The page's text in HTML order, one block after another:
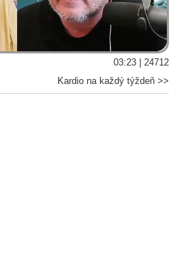
Video
03:23 | 24712
Kardio na každý týždeň >>